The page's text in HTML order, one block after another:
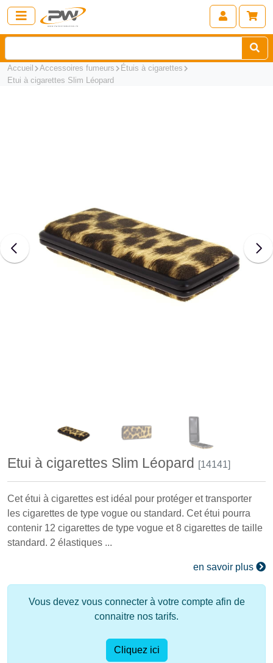
Accueil Accessoires fumeurs
Étuis à cigarettes
Etui à cigarettes Slim Léopard
Etui à cigarettes Slim Léopard [14141]
Cet étui à cigarettes est idéal pour protéger et transporter
les cigarettes de type vogue ou standard. Cet étui pourra
contenir 12 cigarettes de type vogue et 8 cigarettes de taille
standard. 2 élastiques ...
en savoir plus
Vous devez vous connecter à votre compte afin de
connaitre nos tarifs.
Cliquez ici